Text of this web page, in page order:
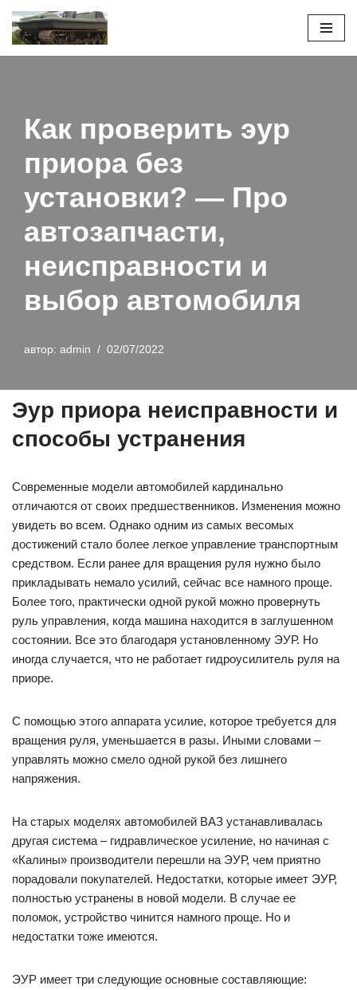
Перейти
Как проверить эур
приора без
установки? — Про
автозапчасти,
неисправности и
выбор автомобиля
автор: admin 02/07/2022
Эур приора неисправности и
способы устранения
Современные модели автомобилей кардинально
отличаются от своих предшественников. Изменения можно
увидеть во всем. Однако одним из самых весомых
достижений стало более легкое управление транспортным
средством. Если ранее для вращения руля нужно было
прикладывать немало усилий, сейчас все намного проще.
Более того, практически одной рукой можно провернуть
руль управления, когда машина находится в заглушенном
состоянии. Все это благодаря установленному ЭУР. Но
иногда случается, что не работает гидроусилитель руля на
приоре.
С помощью этого аппарата усилие, которое требуется для
вращения руля, уменьшается в разы. Иными словами –
управлять можно смело одной рукой без лишнего
напряжения.
На старых моделях автомобилей ВАЗ устанавливалась
другая система – гидравлическое усиление, но начиная с
«Калины» производители перешли на ЭУР, чем приятно
порадовали покупателей. Недостатки, которые имеет ЭУР,
полностью устранены в новой модели. В случае ее
поломок, устройство чинится намного проще. Но и
недостатки тоже имеются.
ЭУР имеет три следующие основные составляющие: